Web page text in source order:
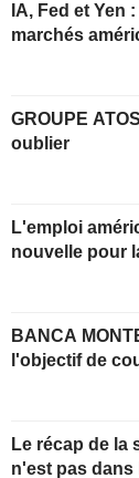
IA, Fed et Yen
marchés
GROUPE ATOS : une nouvelle
oublier
L'emploi
nouvelle pour
BANCA
l'objectif de
Le récap de la
n'est pas dans